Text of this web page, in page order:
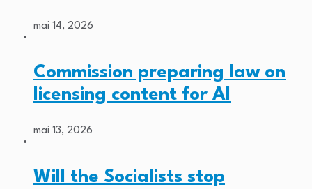
mai 14, 2026
Commission preparing law on
licensing content for AI
mai 13, 2026
Will the Socialists stop